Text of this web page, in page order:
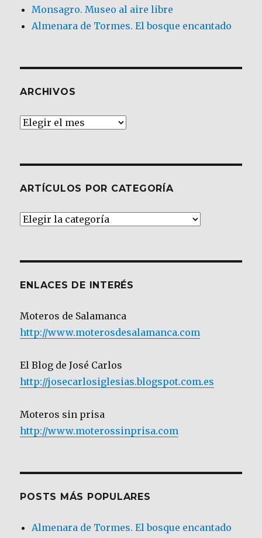
Monsagro. Museo al aire libre
Almenara de Tormes. El bosque encantado
ARCHIVOS
Archivos
ARTÍCULOS POR CATEGORÍA
Artículos
ENLACES DE INTERÉS
Moteros de Salamanca
http://www.moterosdesalamanca.com
El Blog de José Carlos
http://josecarlosiglesias.blogspot.com.es
Moteros sin prisa
http://www.moterossinprisa.com
POSTS MÁS POPULARES
Almenara de Tormes. El bosque encantado